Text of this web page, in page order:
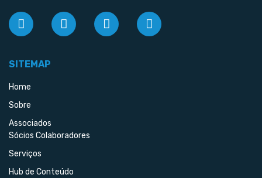
SITEMAP
Home
Sobre
Associados
Sócios Colaboradores
Serviços
Hub de Conteúdo